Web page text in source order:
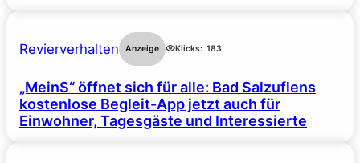
Revierverhalten Anzeige Klicks: 183
„MeinS“ öffnet sich für alle: Bad Salzuflens
kostenlose Begleit-App jetzt auch für
Einwohner, Tagesgäste und Interessierte